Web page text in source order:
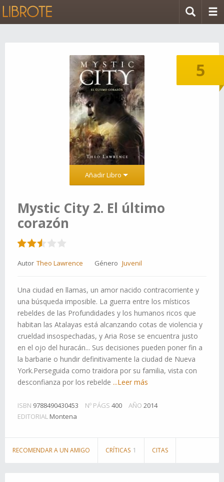
5
Añadir Libro
Mystic City 2. El último
corazón
Autor Theo Lawrence Género Juvenil
Una ciudad en llamas, un amor nacido contracorriente y
una búsqueda imposible. La guerra entre los místicos
rebeldes de las Profundidades y los humanos ricos que
habitan las Atalayas está alcanzando cotas de violencia y
crueldad insospechadas, y Aria Rose se encuentra justo
en el ojo del huracán... Sus decisiones pueden poner fin a
la barbarie o hundir definitivamente la ciudad de Nueva
York.Perseguida como traidora por su familia, vista con
desconfianza por los rebelde ...Leer más
ISBN 9788490430453 Nº PÁGS 400 AÑO 2014
EDITORIAL Montena
RECOMENDAR A UN AMIGO CRÍTICAS 1 CITAS